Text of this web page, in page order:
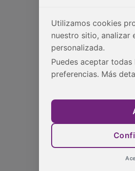
Utilizamos cookies
nuestro sitio,
personalizada.
Puedes aceptar
preferencias. Más